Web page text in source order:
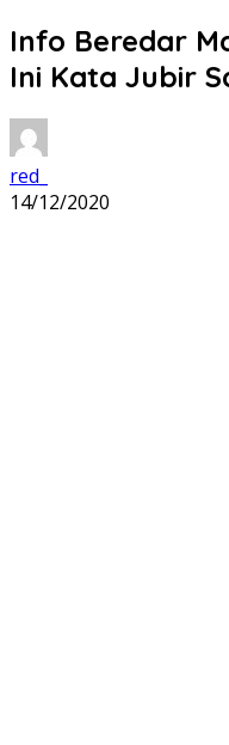
Info Beredar
Ini Kata Jubir
red_
14/12/2020